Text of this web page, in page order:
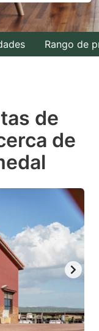
Rango de
de
de